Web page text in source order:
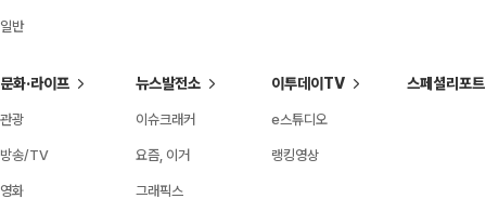
일반
문화·라이프
관광
방송/TV
영화
뉴스발전소
이슈크래커
요즘, 이거
그래픽스
이투데이TV
e스튜디오
랭킹영상
스페셜리포트